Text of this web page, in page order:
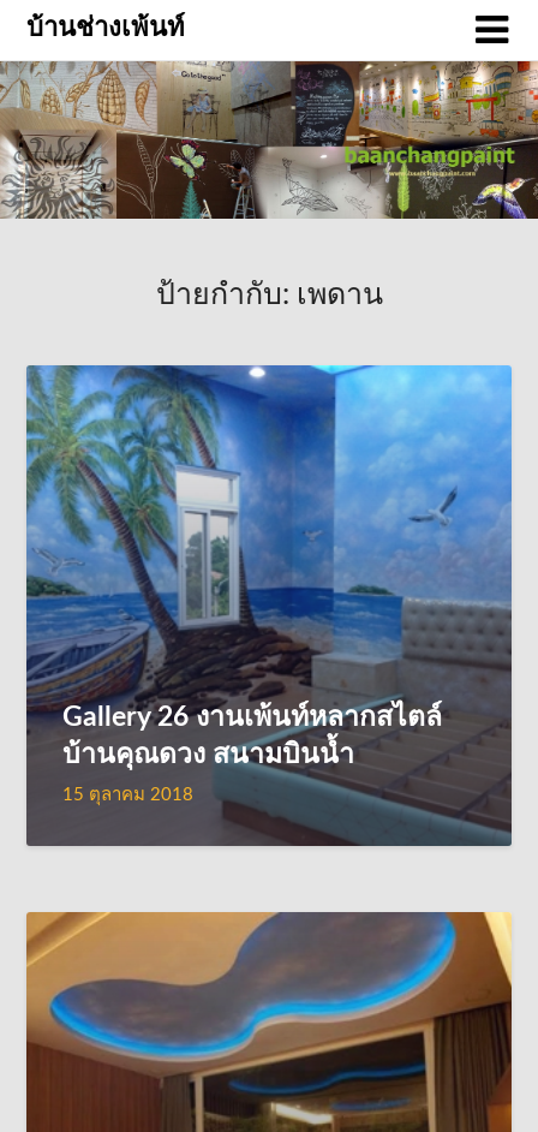
บ้านช่างเพ้นท์
ป้ายกำกับ: เพดาน
Gallery 26 งานเพ้นท์หลากสไตล์
บ้านคุณดวง สนามบินน้ำ
15 ตุลาคม 2018